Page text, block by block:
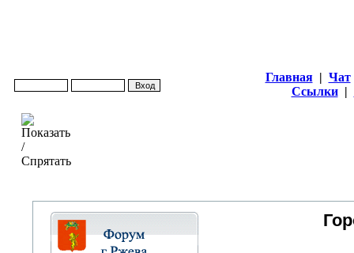
Главная | Чат
Ссылки |